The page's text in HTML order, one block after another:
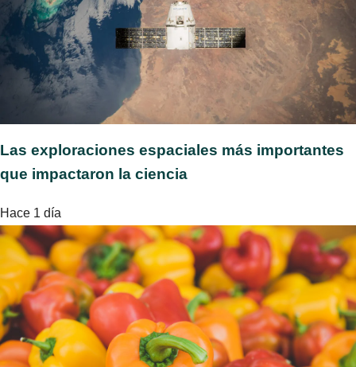
Las exploraciones espaciales más importantes
que impactaron la ciencia
Hace 1 día